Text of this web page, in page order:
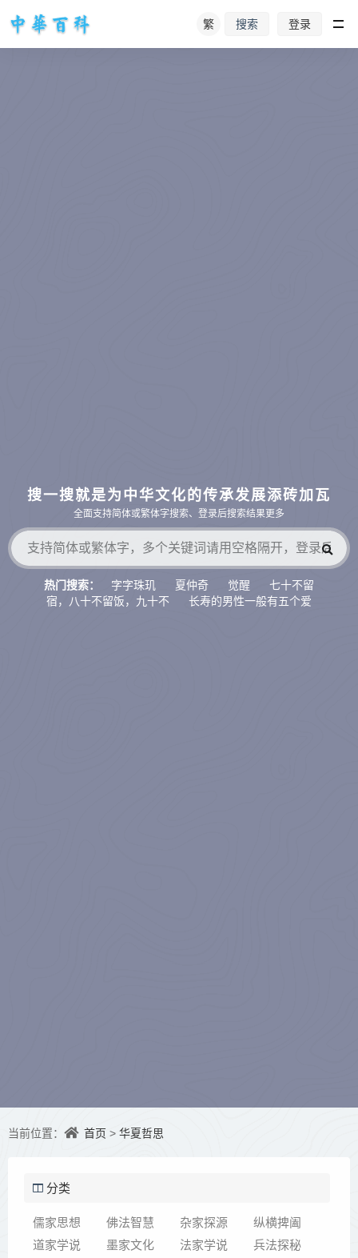
繁 搜索 登录
搜一搜就是为中华文化的传承发展添砖加瓦
全面支持简体或繁体字搜索、登录后搜索结果更多
热门搜索： 字字珠玑 夏仲奇 觉醒
七十不留
宿，八十不留饭，九十不
长寿的男性一般有五个爱
当前位置： 首页 > 华夏哲思
分类
儒家思想 佛法智慧 杂家探源
纵横捭阖
道家学说
墨家文化 法家学说
兵法探秘